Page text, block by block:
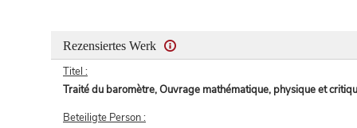
Rezensiertes Werk
Titel :
Traité du baromètre, Ouvrage mathématique, physique et
Beteiligte Person :